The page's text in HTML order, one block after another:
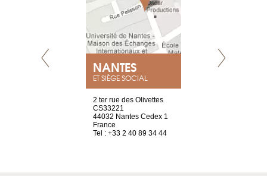
NANTES
ET SIÈGE SOCIAL
2 ter rue des Olivettes
CS33221
44032 Nantes Cedex 1
France
Tel : +33 2 40 89 34 44